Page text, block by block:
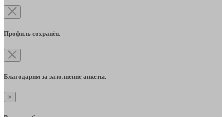
Профиль сохранён.
Благодарим за заполнение анкеты.
×